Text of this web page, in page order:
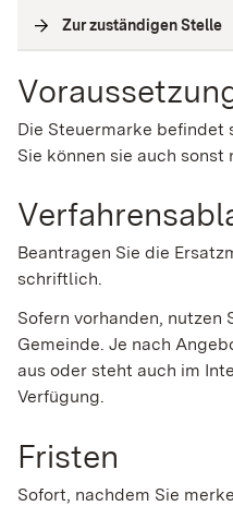
Zur zuständigen Stelle
Die Steuermarke befindet
Sie können sie auch sonst
Beantragen Sie die
schriftlich.
Sofern vorhanden, nutzen
Gemeinde. Je nach
aus oder steht auch im
Verfügung.
Fristen
Sofort, nachdem Sie